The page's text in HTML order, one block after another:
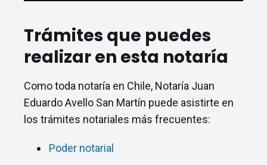
Trámites que puedes
realizar en esta notaría
Como toda notaría en Chile, Notaría Juan
Eduardo Avello San Martín puede asistirte en
los trámites notariales más frecuentes:
Poder notarial